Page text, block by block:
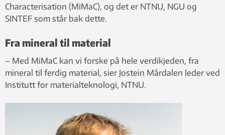
Characterisation (MiMaC), og det er NTNU, NGU og
SINTEF som står bak dette.
Fra mineral til material
– Med MiMaC kan vi forske på hele verdikjeden, fra
mineral til ferdig material, sier Jostein Mårdalen leder ved
Institutt for materialteknologi, NTNU.